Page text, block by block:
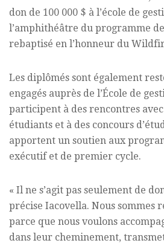
don de 100 000 $ à l’école de
l’amphithéâtre du programme
rebaptisé en l’honneur du
Les diplômés sont également
engagés auprès de l’École de
participent à des rencontres
étudiants et à des concours
apportent un soutien aux
exécutif et de premier cycle.
« Il ne s’agit pas seulement de
précise Iacovella. Nous sommes
parce que nous voulons
dans leur cheminement,